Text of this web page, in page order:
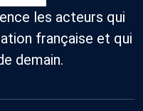
les acteurs qui
française et qui
demain.